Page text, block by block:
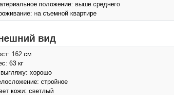
положение: выше среднего
на съемной квартире
вид
162 см
63 кг
хорошо
стройное
кожи: светлый